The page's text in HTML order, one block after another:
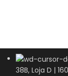
38B, Loja D |